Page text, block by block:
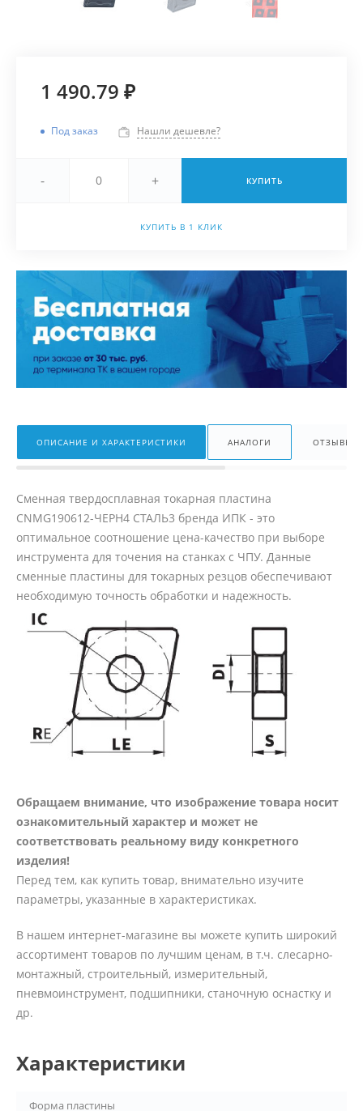
1 490.79 ₽
Под заказ Нашли дешевле?
- + КУПИТЬ
КУПИТЬ В 1 КЛИК
ОПИСАНИЕ И ХАРАКТЕРИСТИКИ АНАЛОГИ ОТЗЫВЫ
Сменная твердосплавная токарная пластина
CNMG190612-ЧЕРН4 СТАЛЬ3 бренда ИПК - это
оптимальное соотношение цена-качество при выборе
инструмента для точения на станках с ЧПУ. Данные
сменные пластины для токарных резцов обеспечивают
необходимую точность обработки и надежность.
Обращаем внимание, что изображение товара носит
ознакомительный характер и может не
соответствовать реальному виду конкретного
изделия!
Перед тем, как купить товар, внимательно изучите
параметры, указанные в характеристиках.
В нашем интернет-магазине вы можете купить широкий
ассортимент товаров по лучшим ценам, в т.ч. слесарно-
монтажный, строительный, измерительный,
пневмоинструмент, подшипники, станочную оснастку и
др.
Характеристики
Форма пластины